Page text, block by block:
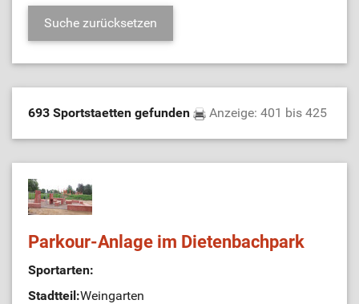
693 Sportstaetten gefunden Anzeige: 401 bis 425
Parkour-Anlage im Dietenbachpark
Sportarten:
Stadtteil:Weingarten